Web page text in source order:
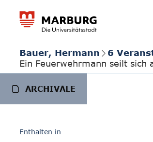
Bauer, Hermann 6
Ein Feuerwehrmann seilt sich
ARCHIVALE
Enthalten in